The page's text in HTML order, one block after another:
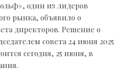
один из лидеров
рынка, объявило о
директоров. Решение о
совета 24 июня 2025
сегодня, 25 июня, в